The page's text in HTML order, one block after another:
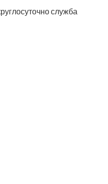
служба